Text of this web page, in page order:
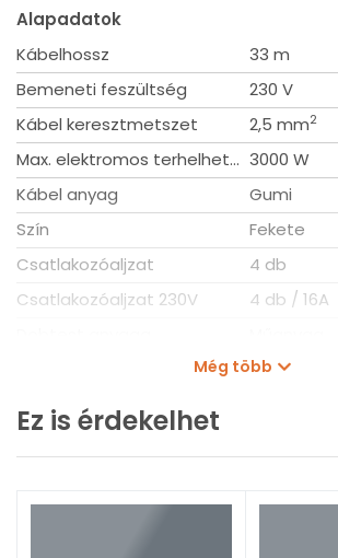
Alapadatok
Kábelhossz
33 m
Bemeneti feszültség
230 V
Kábel keresztmetszet
2,5 mm2
Max. elektromos terhelhetőség 3000 W
Kábel anyag
Gumi
Szín
Fekete
Csatlakozóaljzat
4 db
Csatlakozóaljzat 230V
4 db / 16A
IP54
Kiszerelés
Még több
Ez is érdekelhet